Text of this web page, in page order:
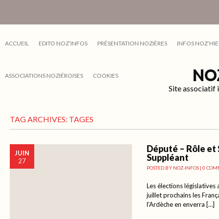
ACCUEIL EDITO NOZ’INFOS PRÉSENTATION NOZIÈRES INFOS
ASSOCIATIONS NOZIÉROISES COOKIES
Site associatif
TAG ARCHIVES: TAGES
JUIN
27
Député – Rôle
Suppléant
POSTED BY NOZ-INFOS | 0
Les élections législatives
juillet prochains les
l’Ardèche en enverra […]